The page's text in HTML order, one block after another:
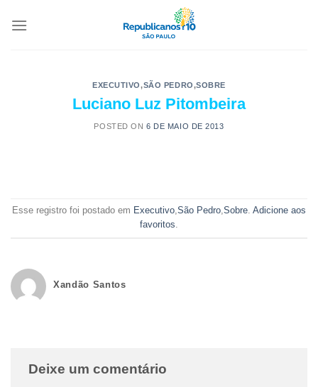
EXECUTIVO,SÃO PEDRO,SOBRE
Luciano Luz Pitombeira
POSTED ON6 DE MAIO DE 2013
Esse registro foi postado em Executivo São Pedro Sobre Adicione aos
favoritos
Xandão Santos
Deixe um comentário